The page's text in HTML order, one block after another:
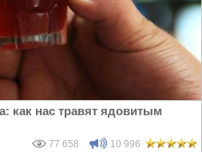
как нас травят ядовитым
77 658 10 996